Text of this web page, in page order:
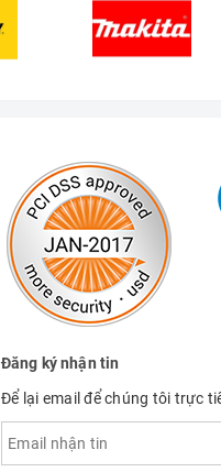
Đăng ký nhận tin
Để lại email để chúng tôi trực